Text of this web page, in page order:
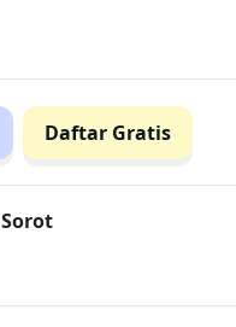
Daftar Gratis
Sorot